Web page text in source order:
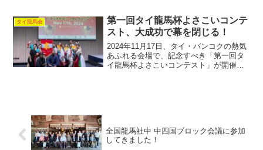
地調査”…という名の“本気のあいさつ回
り”でした。 本...
タイ龍馬会
第一回タイ龍馬杯よさこいコンテ
スト、大成功で幕を閉じる！
2024年11月17日、タイ・バンコクの熱気
あふれる会場で、記念すべき「第一回タ
イ龍馬杯よさこいコンテスト」が開催さ
全国龍馬社中 中四国ブロック会議に参加
してきました！